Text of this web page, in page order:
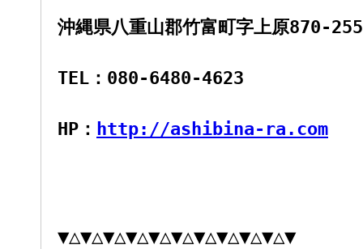
沖縄県八重山郡竹富町字上原870-
TEL：080-6480-4623
HP： http://ashibina-ra.com
▼△▼△▼△▼△▼△▼△▼△▼△▼△▼△▼